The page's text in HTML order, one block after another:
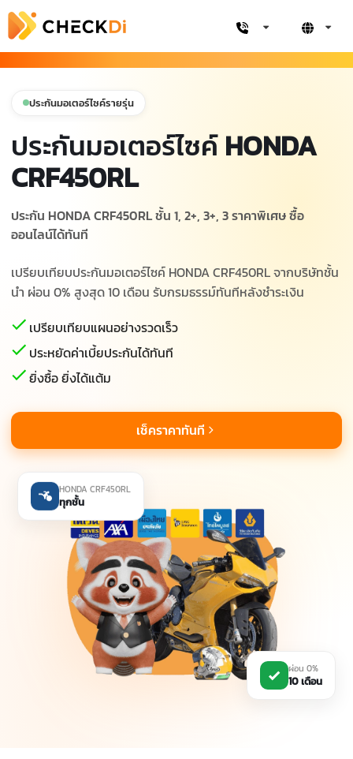
ประกันมอเตอร์ไซค์รายรุ่น
ประกันมอเตอร์ไซค์HONDA
CRF450RL
ประกัน HONDA CRF450RL ชั้น 1, 2+, 3+, 3 ราคาพิเศษ ซื้อ
ออนไลน์ได้ทันที
เปรียบเทียบประกันมอเตอร์ไซค์ HONDA CRF450RL จากบริษัทชั้น
นำ ผ่อน 0% สูงสุด 10 เดือน รับกรมธรรม์ทันทีหลังชำระเงิน
เปรียบเทียบแผนอย่างรวดเร็ว
ประหยัดค่าเบี้ยประกันได้ทันที
ยิ่งซื้อ ยิ่งได้แต้ม
เช็คราคาทันที
HONDA CRF450RL
ทุกชั้น
ผ่อน 0%
10 เดือน